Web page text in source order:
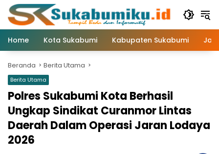
Langsung
konten
Home
Kota Sukabumi Kabupaten Sukabumi
Beranda Berita Utama
Berita Utama
Polres Sukabumi Kota Berhasil
Ungkap Sindikat Curanmor Lintas
Daerah Dalam Operasi Jaran Lodaya
2026